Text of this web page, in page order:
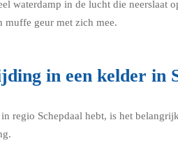
waterdamp in de lucht die neerslaat
muffe geur met zich mee.
in een kelder in
regio Schepdaal hebt, is het